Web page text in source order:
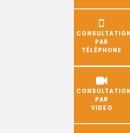
PAR
TÉLÉPHONE
PAR
VIDEO